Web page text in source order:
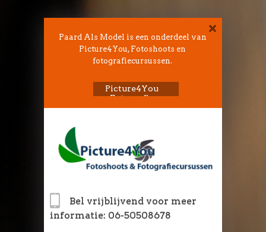
Paard Als Model is een onderdeel van
Picture4You, Fotoshoots en
fotografiecursussen.
Picture4You
Fotografie
Bel vrijblijvend voor meer
informatie: 06-50508678